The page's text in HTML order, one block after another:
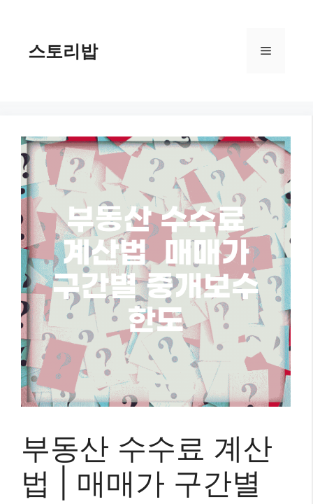
스토리밥 메
부동산 수수료 계산
법 | 매매가 구간별